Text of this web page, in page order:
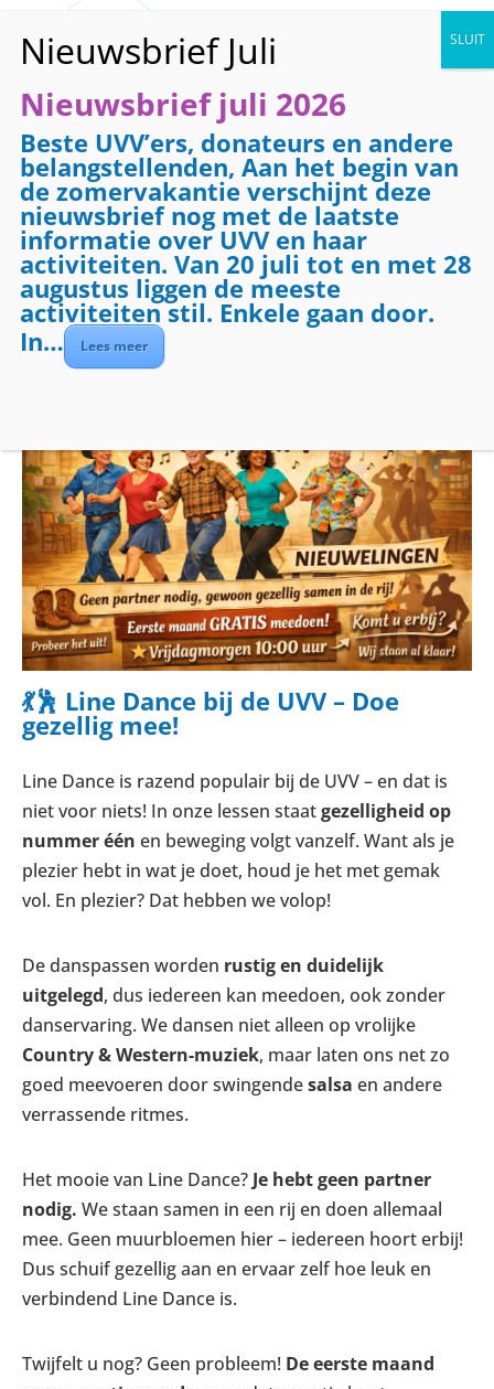
« Alle Evenementen
Line Dance voor
gevorderden
29 januari 2027 @ 13:30-15:00
Evenementenreeks (Alles weergeven)
💃🕺 Line Dance bij de UVV – Doe
gezellig mee!
Line Dance is razend populair bij de UVV – en dat is
niet voor niets! In onze lessen staatgezelligheid op
nummer één en beweging volgt vanzelf. Want als je
plezier hebt in wat je doet, houd je het met gemak
vol. En plezier? Dat hebben we volop!
De danspassen worden rustig en duidelijk
uitgelegd, dus iedereen kan meedoen, ook zonder
danservaring. We dansen niet alleen op vrolijke
Country & Western-muziek, maar laten ons net zo
goed meevoeren door swingendesalsa en andere
verrassende ritmes.
Het mooie van Line Dance? Je hebt geen partner
nodig. We staan samen in een rij en doen allemaal
mee. Geen muurbloemen hier – iedereen hoort erbij!
Dus schuif gezellig aan en ervaar zelf hoe leuk en
verbindend Line Dance is.
Twijfelt u nog? Geen probleem! De eerste maand
Nieuwsbrief juli 2026
Beste UVV’ers, donateurs en andere
belangstellenden, Aan het begin van
de zomervakantie verschijnt deze
nieuwsbrief nog met de laatste
informatie over UVV en haar
activiteiten. Van 20 juli tot en met 28
augustus liggen de meeste
activiteiten stil. Enkele gaan door.
In…
Lees meer